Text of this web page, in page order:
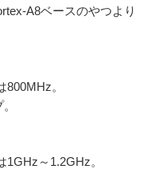
A8ベースのやつより
。
～1.2GHz。